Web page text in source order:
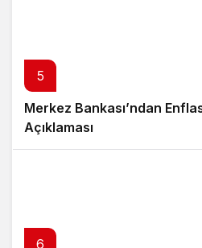
5
Merkez Bankası’ndan
Açıklaması
6